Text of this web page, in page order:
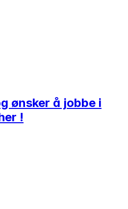
ønsker å jobbe i
!